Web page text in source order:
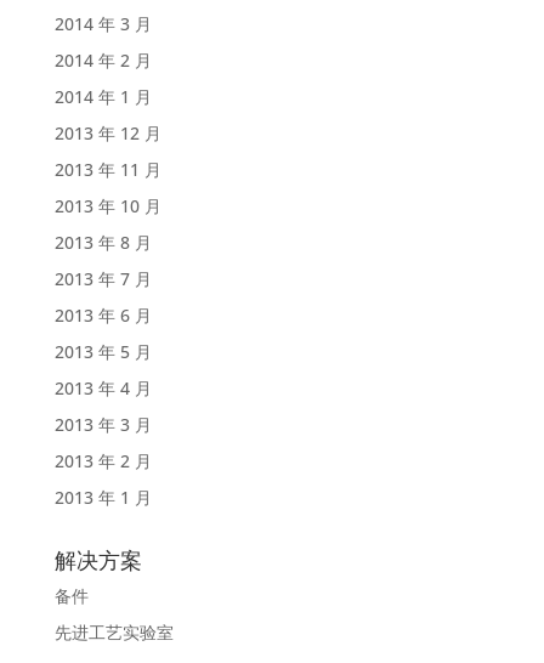
2014 年 3 月
2014 年 2 月
2014 年 1 月
2013 年 12 月
2013 年 11 月
2013 年 10 月
2013 年 8 月
2013 年 7 月
2013 年 6 月
2013 年 5 月
2013 年 4 月
2013 年 3 月
2013 年 2 月
2013 年 1 月
解决方案
备件
先进工艺实验室